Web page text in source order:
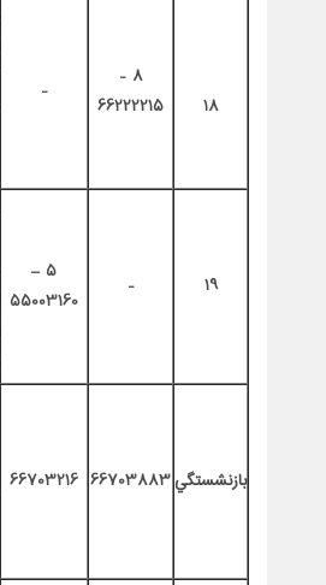
18
8 -
66222215
-
19
-
5 –
55003160
بازنشستگي66703883
66703216